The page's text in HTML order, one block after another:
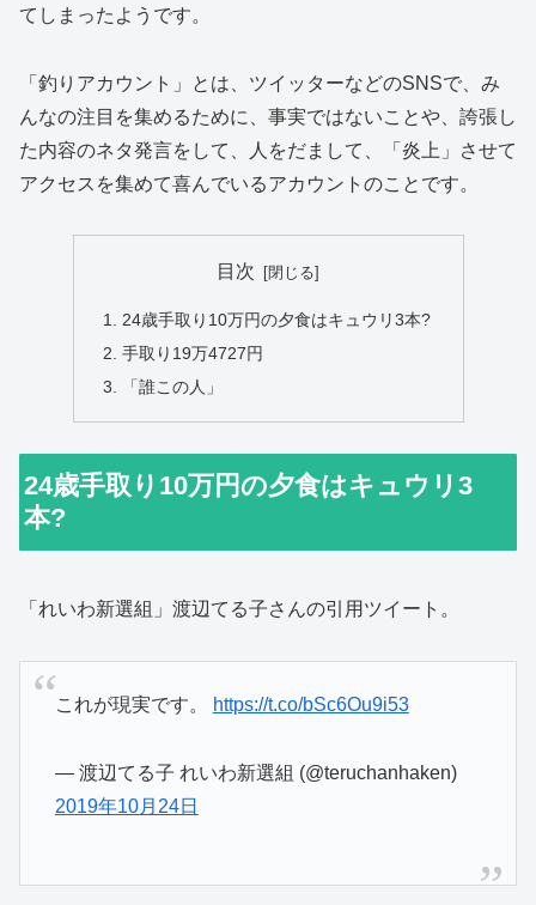
てしまったようです。
「釣りアカウント」とは、ツイッターなどのSNSで、み
んなの注目を集めるために、事実ではないことや、誇張し
た内容のネタ発言をして、人をだまして、「炎上」させて
アクセスを集めて喜んでいるアカウントのことです。
目次
24歳手取り10万円の夕食はキュウリ3本?
手取り19万4727円
「誰この人」
24歳手取り10万円の夕食はキュウリ3
本?
「れいわ新選組」渡辺てる子さんの引用ツイート。
これが現実です。 https://t.co/bSc6Ou9i53
— 渡辺てる子 れいわ新選組 (@teruchanhaken)
2019年10月24日